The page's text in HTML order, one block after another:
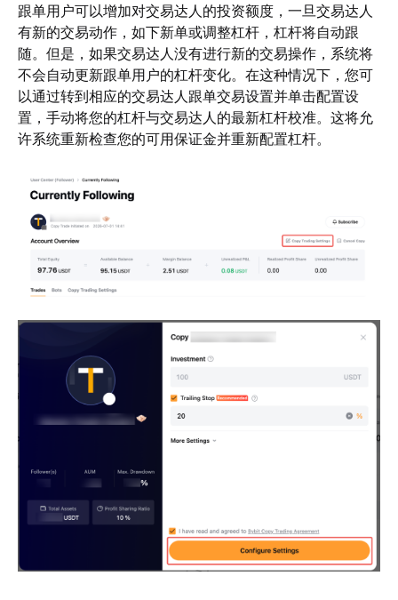
跟单用户可以增加对交易达人的投资额度，一旦交易达人
有新的交易动作，如下新单或调整杠杆，杠杆将自动跟
随。但是，如果交易达人没有进行新的交易操作，系统将
不会自动更新跟单用户的杠杆变化。在这种情况下，您可
以通过转到相应的交易达人跟单交易设置并单击配置设
置，手动将您的杠杆与交易达人的最新杠杆校准。这将允
许系统重新检查您的可用保证金并重新配置杠杆。